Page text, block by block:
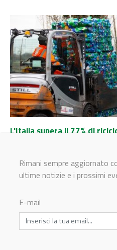
L'Italia supera il 77% di
La Relazione generale CONAI
970mila tonnellate di materiali
trovato...
Testata giornalistica registrata presso
Rimani sempre aggiornato
ultime notizie e i prossimi
E-mail